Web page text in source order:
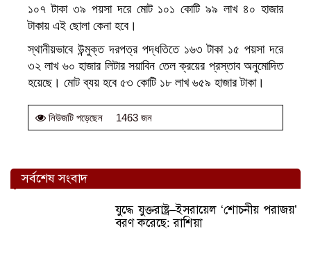
১০৭ টাকা ৩৯ পয়সা দরে মোট ১০১ কোটি ৯৯ লাখ ৪০ হাজার
টাকায় এই ছোলা কেনা হবে।
স্থানীয়ভাবে উন্মুক্ত দরপত্র পদ্ধতিতে ১৬৩ টাকা ১৫ পয়সা দরে
৩২ লাখ ৬০ হাজার লিটার সয়াবিন তেল ক্রয়ের প্রস্তাব অনুমোদিত
হয়েছে। মোট ব্যয় হবে ৫৩ কোটি ১৮ লাখ ৬৫৯ হাজার টাকা।
নিউজটি পড়েছেন 1463 জন
সর্বশেষ সংবাদ
যুদ্ধে যুক্তরাষ্ট্র–ইসরায়েল ‘শোচনীয় পরাজয়’
বরণ করেছে: রাশিয়া